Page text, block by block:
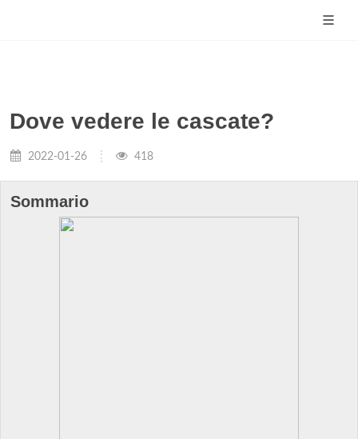
Dove vedere le cascate?
2022-01-26 418
Sommario